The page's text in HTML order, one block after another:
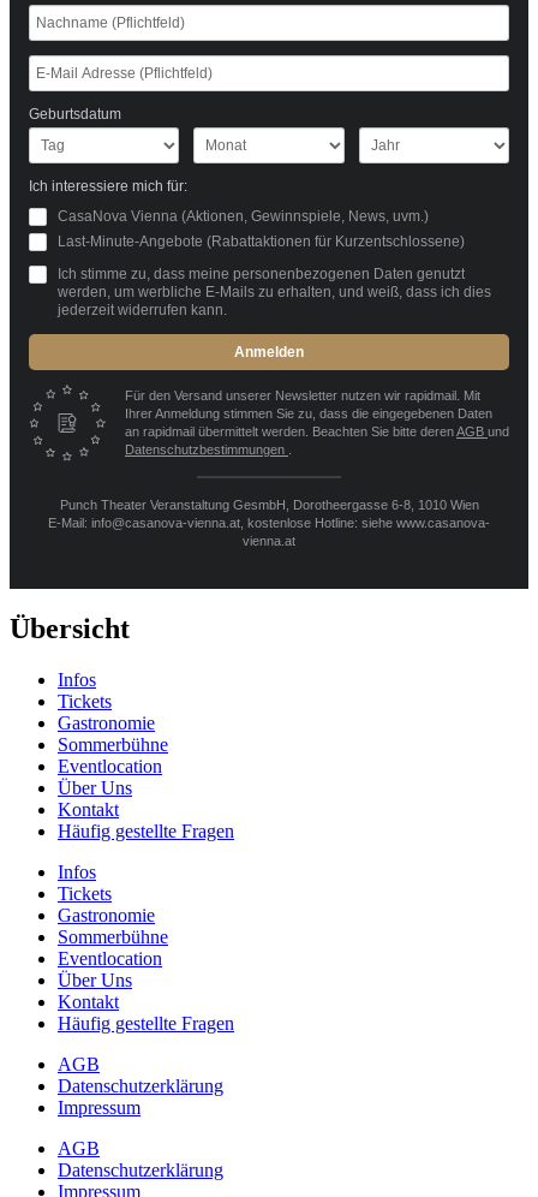
Geburtsdatum
Ich interessiere mich für:
CasaNova Vienna (Aktionen, Gewinnspiele, News, uvm.)
Last-Minute-Angebote (Rabattaktionen für Kurzentschlossene)
Ich stimme zu, dass meine personenbezogenen Daten genutzt
werden, um werbliche E-Mails zu erhalten, und weiß, dass ich dies
jederzeit widerrufen kann.
Anmelden
Für den Versand unserer Newsletter nutzen wir rapidmail. Mit
Ihrer Anmeldung stimmen Sie zu, dass die eingegebenen Daten
an rapidmail übermittelt werden. Beachten Sie bitte derenAGB und
Datenschutzbestimmungen
Punch Theater Veranstaltung GesmbH, Dorotheergasse 6-8, 1010 Wien
E-Mail: info@casanova-vienna.at, kostenlose Hotline: siehe www.casanova-
vienna.at
Übersicht
Infos
Tickets
Gastronomie
Sommerbühne
Eventlocation
Über Uns
Kontakt
Häufig gestellte Fragen
Infos
Tickets
Gastronomie
Sommerbühne
Eventlocation
Über Uns
Kontakt
Häufig gestellte Fragen
AGB
Datenschutzerklärung
Impressum
AGB
Datenschutzerklärung
Impressum